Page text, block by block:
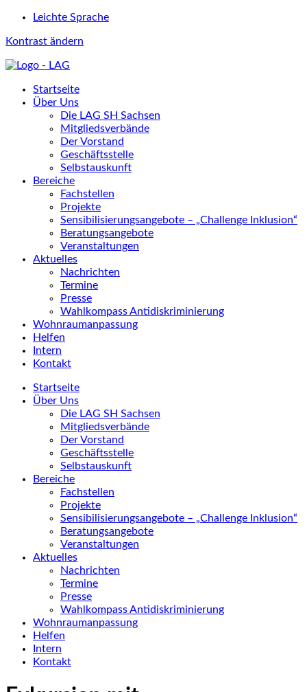
Leichte Sprache
Kontrast ändern
Startseite
Über Uns
Die LAG SH Sachsen
Mitgliedsverbände
Der Vorstand
Geschäftsstelle
Selbstauskunft
Bereiche
Fachstellen
Projekte
Sensibilisierungsangebote – „Challenge Inklusion“
Beratungsangebote
Veranstaltungen
Aktuelles
Nachrichten
Termine
Presse
Wahlkompass Antidiskriminierung
Wohnraumanpassung
Helfen
Intern
Kontakt
Startseite
Über Uns
Die LAG SH Sachsen
Mitgliedsverbände
Der Vorstand
Geschäftsstelle
Selbstauskunft
Bereiche
Fachstellen
Projekte
Sensibilisierungsangebote – „Challenge Inklusion“
Beratungsangebote
Veranstaltungen
Aktuelles
Nachrichten
Termine
Presse
Wahlkompass Antidiskriminierung
Wohnraumanpassung
Helfen
Intern
Kontakt